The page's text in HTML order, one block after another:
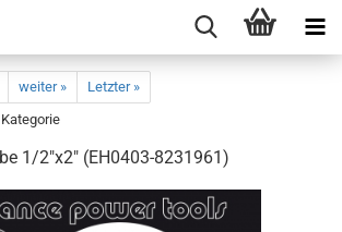
weiter »
Letzter »
1/2"x2" (EH0403-8231961)